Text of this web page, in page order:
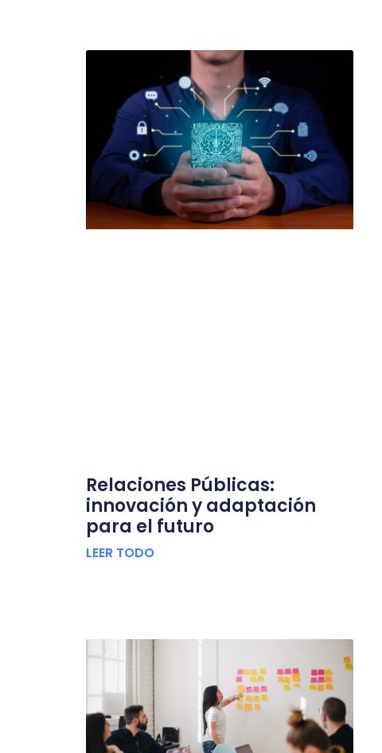
Relaciones Públicas:
innovación y adaptación
para el futuro
LEER TODO